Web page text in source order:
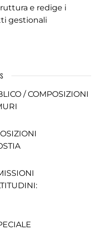
e redige i
gestionali
/ COMPOSIZIONI